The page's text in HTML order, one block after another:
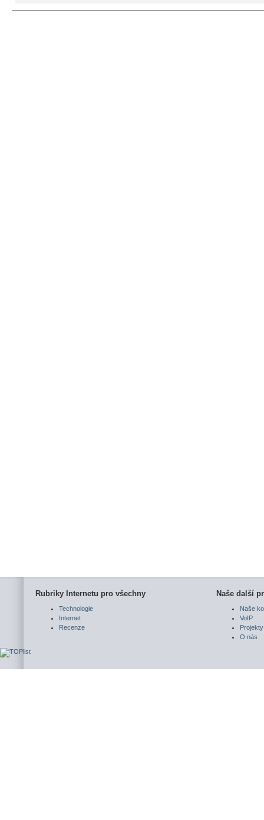
Rubriky Internetu pro všechny
Technologie
Internet
Recenze
Naše další
Naše
VoIP
Projekty
O nás